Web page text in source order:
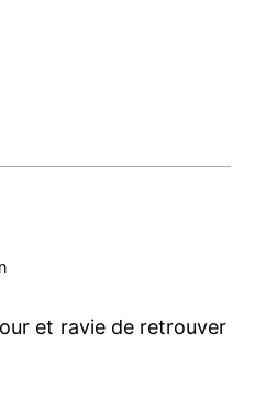
et ravie de retrouver